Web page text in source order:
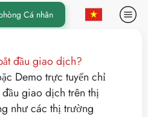
Cá nhân
đầu giao dịch?
Demo trực tuyến chỉ
giao dịch trên thị
như các thị trường